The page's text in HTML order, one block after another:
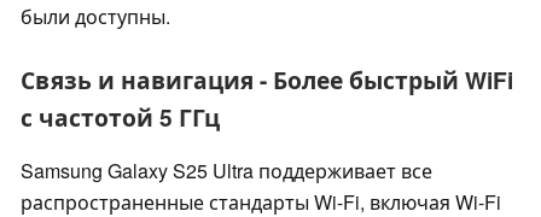
были доступны.
Связь и навигация - Более быстрый WiFi
с частотой 5 ГГц
Samsung Galaxy S25 Ultra поддерживает все
распространенные стандарты Wi-Fi, включая Wi-Fi